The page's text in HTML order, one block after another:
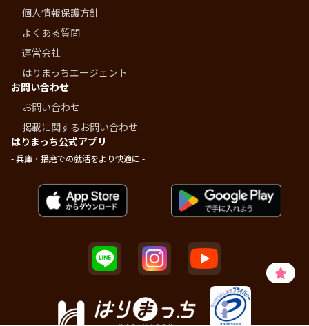
個人情報保護方針
よくある質問
運営会社
はりまっちエージェント
お問い合わせ
お問い合わせ
掲載に関するお問い合わせ
はりまっち公式アプリ
- 兵庫・播磨での就活をより快適に -